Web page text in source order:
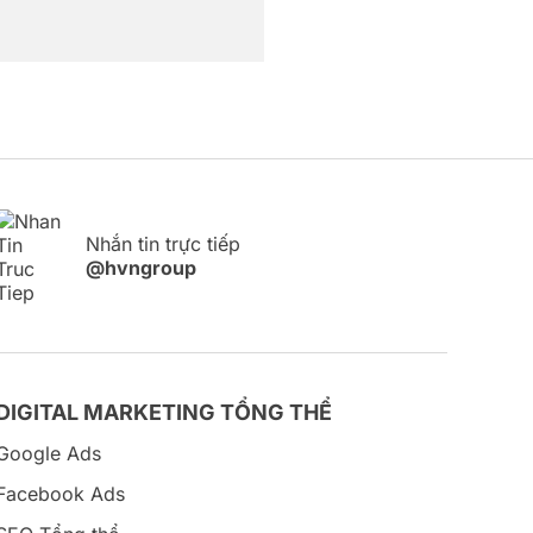
Nhắn tin trực tiếp
@hvngroup
MARKETING TỔNG THỂ
Ads
Ads